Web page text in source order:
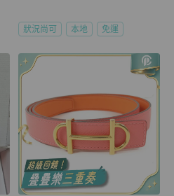
狀況尚可 本地 免運